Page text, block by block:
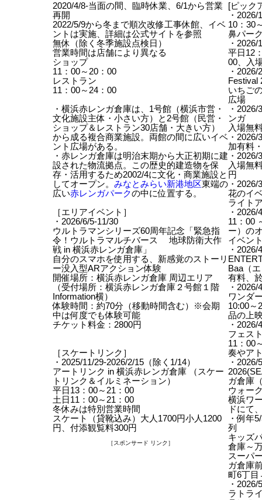
2020/4/8-当面の間、臨時休業、6/1から営業
再開
2022/5/9から冬まで順次改修工事休館、イベ
ントは実施、詳細は公式サイトを参照
無休（除く冬季施設点検日）
営業時間は店舗により異なる
ショップ
11：00～20：00
レストラン
11：00～24：00
・横浜赤レンガ倉庫は、1号館（横浜市営・
文化施設主体・小さい方）と2号館（民営・
ショップ＆レストラン30店舗・大きい方）
から成る複合商業施設。両館の間に広いイベ
ント広場がある。
・赤レンガ倉庫は明治末期から大正初期に建
設された物流拠点。この歴史的建造物を保
存・活用するため2002/4に文化・商業施設と
してオープン。 みなとみらい新港地区東端の
広い赤レンガパークの中に位置する。
［エリアイベント］
・2026/6/5-11/30
ウルトラマンシリーズ60周年記念「緊急指
令！ウルトラマルチバース 地球防衛大作
戦 in 横浜赤レンガ倉庫」
自分のスマホを使用する、新感覚のストーリ
ー没入型ARアクション体験
開催場所：横浜赤レンガ倉庫 周辺エリア
（受付場所：横浜赤レンガ倉庫２号館１階
Information横）
体験時間：約70分（移動時間含む）※会期
中は何度でも体験可能
チケット料金：2800円
［スケートリンク］
・2025/11/29-2026/2/15（除く1/14）
アートリンク in 横浜赤レンガ倉庫 （スケー
トリンク＆イルミネーション）
平日13：00～21：00
土日11：00～21：00
冬休みは特別営業時間
スケート（貸靴込み）大人1700円小人1200
円、付添観覧料300円
［スポンサード リンク］
[ピック
・
10：30
鼻パー
・
平日12
00、入
・
Festival
いちご
広場
・
ンガ
入場無
・
加有料
・
入場無
円
・
花のイ
ライト
・
11：00
ー）の
イベン
・
Baa（
有料、
・
ワンダ
10:00～
品の上
・
フェス
11：00
奏やア
・
ガ倉庫
ウォー
横浜ワ
ドにて
・例年
列
キッズ
倉庫～
スーパ
ガ倉庫
町6丁
・
ラトラ